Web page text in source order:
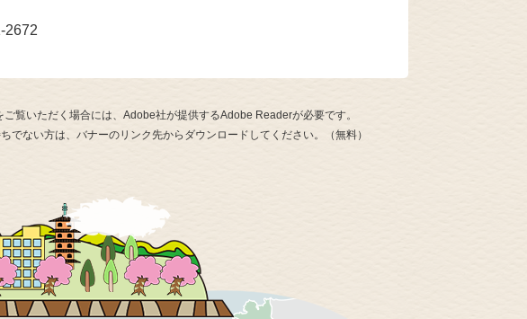
2672
ご覧いただく場合には、Adobe社が提供するAdobe Readerが必要です。
でない方は、バナーのリンク先からダウンロードしてください。（無料）